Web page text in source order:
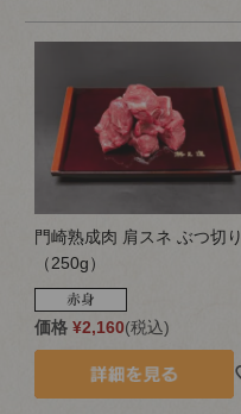
門崎熟成肉 肩スネ ぶつ切り
（250g）
価格 ¥2,160 税込